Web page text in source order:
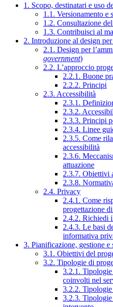
1. Scopo, destinatari e uso
1.1. Versionamento e
1.2. Consultazione
1.3. Contribuisci al
2. Introduzione al design
2.1. Design per
government)
2.2. L’approccio
2.2.1. Buone
2.2.2. Principi
2.3. Accessibilità
2.3.1.
2.3.2.
2.3.3. Principi
2.3.4. Linee
2.3.5. Come
accessibilità
2.3.6.
attuazione
2.3.7. Obiettivi
2.3.8.
2.4. Privacy
2.4.1. Come
progettazione
2.4.2. Richiedi
2.4.3. Le basi
informativa
3. Pianificazione, gestione e
3.1. Obiettivi del
3.2. Tipologie di
3.2.1.
coinvolti nel
3.2.2.
3.2.3.